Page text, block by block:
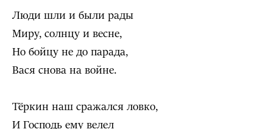
Люди шли и были рады
Миру, солнцу и весне,
Но бойцу не до парада,
Вася снова на войне.
Тёркин наш сражался ловко,
И Господь ему велел